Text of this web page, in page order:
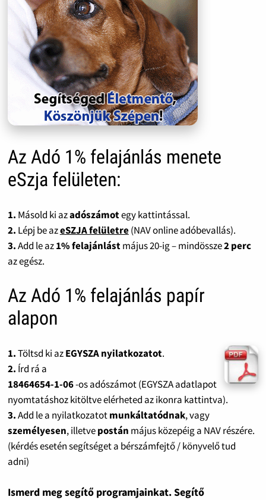
Az Adó 1% felajánlás menete
eSzja felületen:
1. Másold ki azadószámotegy kattintással.
2. Lépj be azeSZJA felületre(NAV online adóbevallás).
3.Add le az1% felajánlástmájus 20-ig – mindössze2 perc
az egész.
Az Adó 1% felajánlás papír
alapon
1.Töltsd ki azEGYSZA nyilatkozatot.
2. Írd rá a
18464654-1-06-os adószámot (EGYSZA adatlapot
nyomtatáshoz kitöltve elérheted az ikonra kattintva).
3.Add le a nyilatkozatotmunkáltatódnak, vagy
személyesen, illetvepostán május közepéig a NAV részére.
(kérdés esetén segítséget a bérszámfejtő / könyvelő tud
adni)
Ismerd meg segítő programjainkat. Segítő